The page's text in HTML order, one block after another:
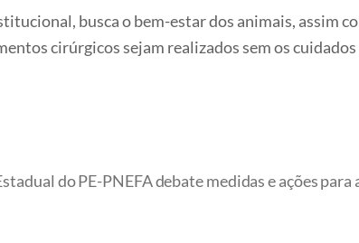
busca o bem-estar dos animais, assim
cirúrgicos sejam realizados sem os
do PE-PNEFA debate medidas e ações